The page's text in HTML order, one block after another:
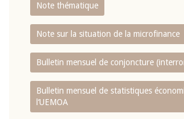
Note thématique
Note sur la situation de la microfinance
Bulletin mensuel de conjoncture
Bulletin mensuel de statistiques
l‘UEMOA